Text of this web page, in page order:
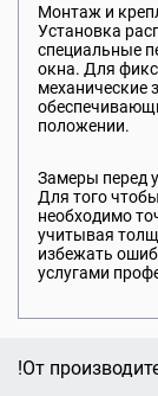
Монтаж и
Установка
специальные
окна. Для
механические
положении.
Замеры перед
Для того
необходимо
учитывая
избежать
услугами
!От